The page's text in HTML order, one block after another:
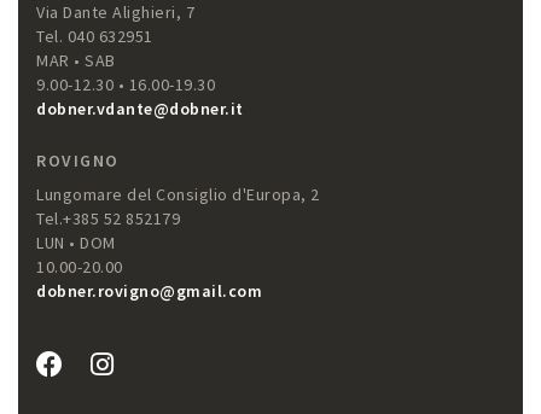
Via Dante Alighieri, 7
Tel. 040 632951
MAR • SAB
9.00-12.30 • 16.00-19.30
dobner.vdante@dobner.it
ROVIGNO
Lungomare del Consiglio d'Europa, 2
Tel.+385 52 852179
LUN • DOM
10.00-20.00
dobner.rovigno@gmail.com